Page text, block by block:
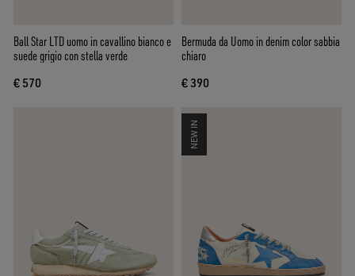
Ball Star LTD uomo in cavallino bianco e
suede grigio con stella verde
€ 570
Bermuda da Uomo in denim color sabbia
chiaro
€ 390
NEW IN